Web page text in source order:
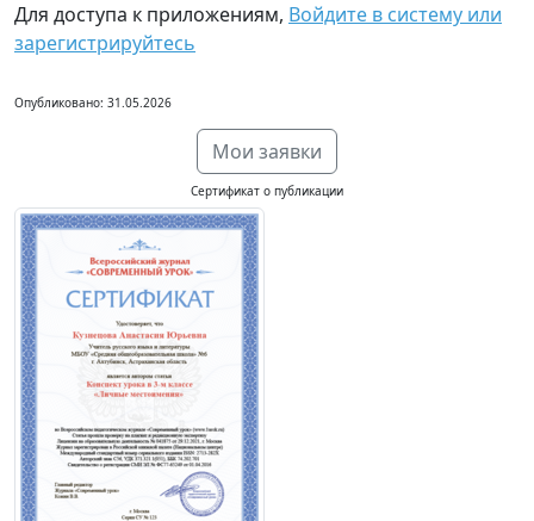
Для доступа к приложениям, Войдите в систему или
зарегистрируйтесь
Опубликовано: 31.05.2026
Мои заявки
Сертификат о публикации